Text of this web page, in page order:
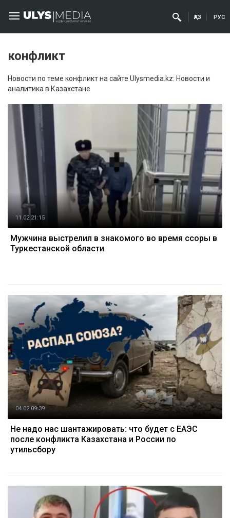
ҚАЗ РУС
конфликт
Новости по теме конфликт на сайте Ulysmedia.kz: Новости и
аналитика в Казахстане
11.02 21:15
Мужчина выстрелил в знакомого во время ссоры в
Туркестанской области
04.02 09:39
Не надо нас шантажировать: что будет с ЕАЭС
после конфликта Казахстана и России по
утильсбору